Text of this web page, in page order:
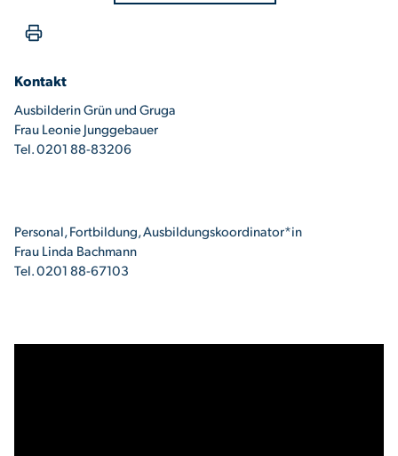
Kontakt
Ausbilderin Grün und Gruga
Frau Leonie Junggebauer
Tel. 0201 88-83206
Personal, Fortbildung, Ausbildungskoordinator*in
Frau Linda Bachmann
Tel. 0201 88-67103